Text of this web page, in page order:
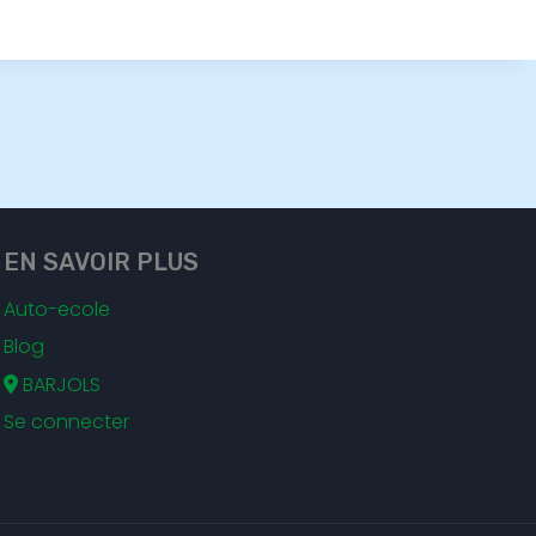
EN SAVOIR PLUS
Auto-ecole
Blog
BARJOLS
Se connecter